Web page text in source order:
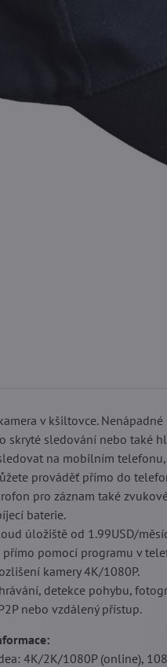
v kšiltovce.
skryté sledování nebo také
na mobilním
prováděť přímo do
pro záznam také
baterie.
úložiště od 1.99USD/
přímo pomocí programu v
kamery 4K/1080P.
detekce pohybu,
nebo vzdálený přístup.
4K/2K/1080P (online),